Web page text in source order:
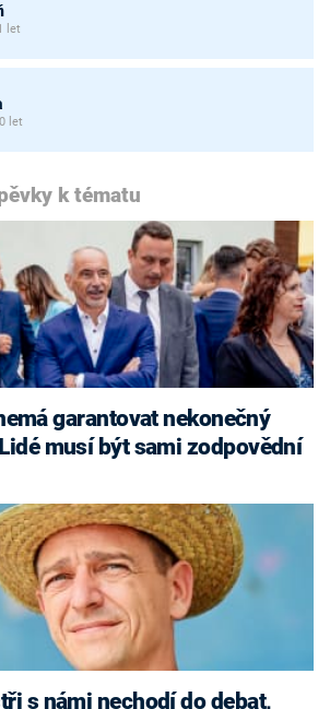
let
let
k tématu
musí být sami zodpovědní
s námi nechodí do debat,